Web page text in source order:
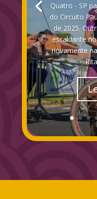
Quatro - SP
do Circuito
de 2025.
escaldante
novamente